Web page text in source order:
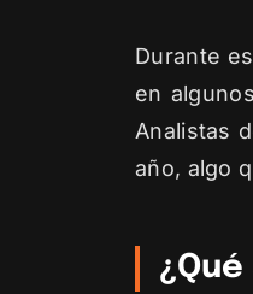
Durante
en
Analistas
año, algo